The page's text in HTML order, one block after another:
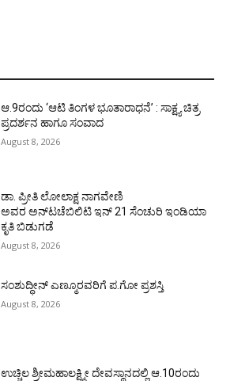
ಆ.9ರಂದು ‘ಆಟಿ ತಿಂಗಳ ಭೂತಾರಾಧನೆ’ : ಸಾಕ್ಷ್ಯ ಚಿತ್ರ
ಪ್ರದರ್ಶನ ಹಾಗೂ ಸಂವಾದ
August 8, 2026
ಡಾ. ಪ್ರೀತಿ ಲೋಲಾಕ್ಷ ನಾಗವೇಣಿ
ಅವರ ಅನ್‌ಟಚೆಬಿಲಿಟಿ ಇನ್ 21 ಸೆಂಚುರಿ ಇಂಡಿಯಾ
ಕೃತಿ ಬಿಡುಗಡೆ
August 8, 2026
ಸಂಶುದ್ಧೀನ್ ಎಣ್ಮೂರವರಿಗೆ ಪ.ಗೋ ಪ್ರಶಸ್ತಿ
August 8, 2026
ಉಚ್ಚಿಲ ಶ್ರೀಮಹಾಲಕ್ಷ್ಮೀ ದೇವಸ್ಥಾನದಲ್ಲಿ ಆ.10ರಂದು